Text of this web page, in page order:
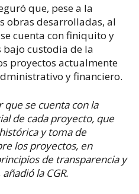
que, pese a la
obras desarrolladas, al
cuenta con finiquito y
bajo custodia de la
proyectos actualmente
y financiero.
que se cuenta con la
de cada proyecto, que
y toma de
los proyectos, en
de transparencia y
la CGR.